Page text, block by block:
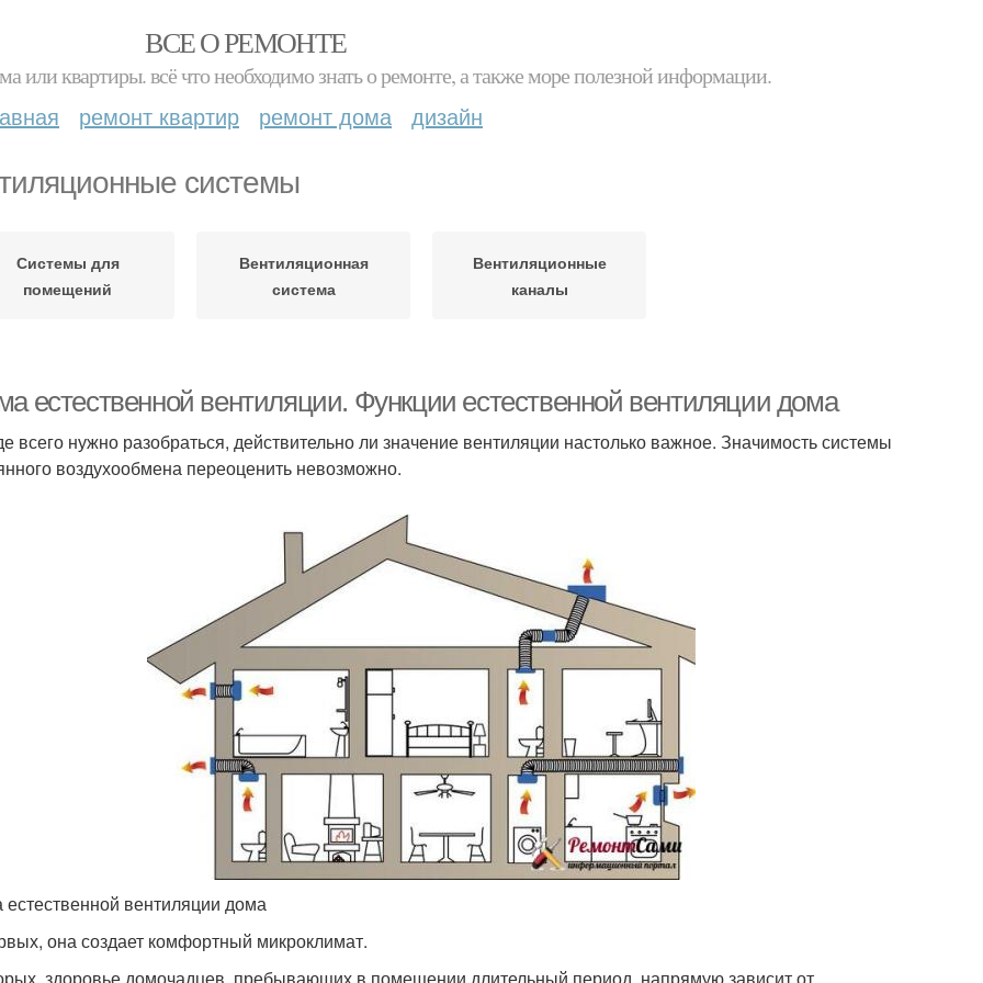
ВСЕ О РЕМОНТЕ
или квартиры. всё что необходимо знать о ремонте, а также море полезной информации.
ремонт квартир ремонт дома дизайн
системы
Системы для
помещений
Вентиляционная
система
Вентиляционные
каналы
естественной вентиляции. Функции естественной вентиляции дома
всего нужно разобраться, действительно ли значение вентиляции настолько важное. Значимость системы
воздухообмена переоценить невозможно.
вентиляции дома
она создает комфортный микроклимат.